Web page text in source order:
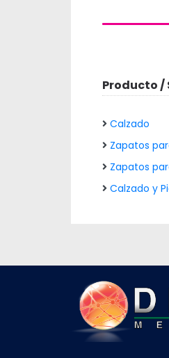
Producto /
Calzado
Zapatos
Zapatos
Calzado y